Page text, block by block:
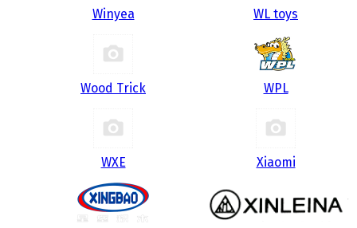
Winyea WL toys
Wood Trick WPL
WXE Xiaomi